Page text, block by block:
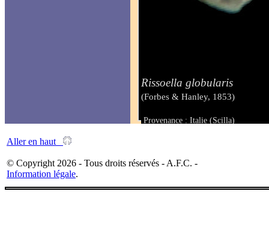
Rissoella globularis
(Forbes & Hanley, 1853)
Provenance : Italie (Scilla)
Aller en haut
© Copyright 2026 - Tous droits réservés - A.F.C. -
Information légale.